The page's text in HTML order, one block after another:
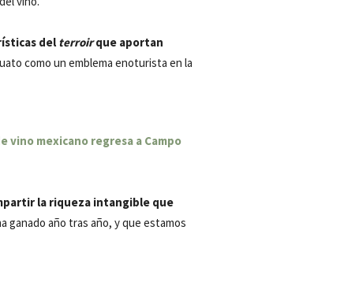
del terroirque aportan
como un emblema enoturista en la
vino mexicano regresa a Campo
la riqueza intangible que
ganado año tras año, y que estamos